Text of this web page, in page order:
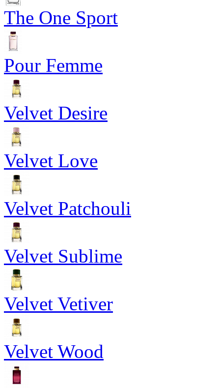
The One Sport
Pour Femme
Velvet Desire
Velvet Love
Velvet Patchouli
Velvet Sublime
Velvet Vetiver
Velvet Wood